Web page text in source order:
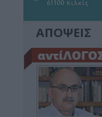
ΑΠΟΨΕΙΣ